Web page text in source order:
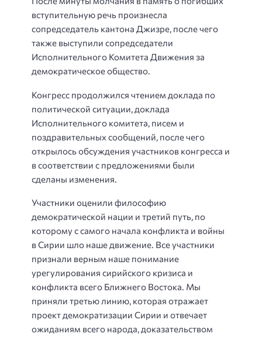
вступительную речь произнесла
сопредседатель кантона Джизре, после чего
также выступили сопредседатели
Исполнительного Комитета Движения за
демократическое общество.
Конгресс продолжился чтением доклада по
политической ситуации, доклада
Исполнительного комитета, писем и
поздравительных сообщений, после чего
открылось обсуждения участников конгресса и
в соответствии с предложениями были
сделаны изменения.
Участники оценили философию
демократической нации и третий путь, по
которому с самого начала конфликта и войны
в Сирии шло наше движение. Все участники
признали верным наше понимание
урегулирования сирийского кризиса и
конфликта всего Ближнего Востока. Мы
приняли третью линию, которая отражает
проект демократизации Сирии и отвечает
ожиданиям всего народа, доказательством